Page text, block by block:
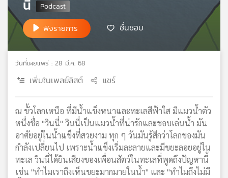
เครือ
ไทย
แผนที่
วิทยุ
เครือ
ข่าย
นี่
ฟังรายการ ชื่นชอบ
วันที่เผยแพร่ : 28 มี.ค. 68
เพิ่มในเพลย์ลิสต์ แชร์
ณ ขั้วโลกเหนือ ที่มีน้ำแข็งหนาและทะเลสีฟ้าใส มีแมวน้ำตัว
หนึ่งชื่อ "วินนี่" วินนี่เป็นแมวน้ำที่น่ารักและชอบเล่นน้ำ มัน
อาศัยอยู่ในน้ำแข็งที่สวยงาม ทุก ๆ วันมันรู้สึกว่าโลกของมัน
กำลังเปลี่ยนไป เพราะน้ำแข็งเริ่มละลายและมีขยะลอยอยู่ใน
ทะเล วินนี่ได้ยินเสียงของเพื่อนสัตว์ในทะเลที่พูดถึงปัญหานี้
เช่น "ทำไมเราถึงเห็นขยะมากมายในน้ำ" และ "ทำไมถึงไม่มี